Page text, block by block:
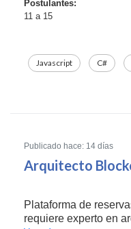
Postulantes:
11 a 15
Javascript C#
Publicado hace: 14 días
Arquitecto
Plataforma de
requiere experto en